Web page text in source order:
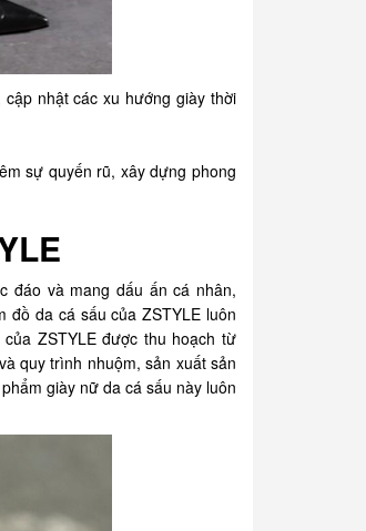
nhật các xu hướng giày thời
sự quyến rũ, xây dựng phong
đáo và mang dấu ấn cá nhân,
đồ da cá sấu của ZSTYLE luôn
ZSTYLE được thu hoạch từ
quy trình nhuộm, sản xuất sản
giày nữ da cá sấu này luôn